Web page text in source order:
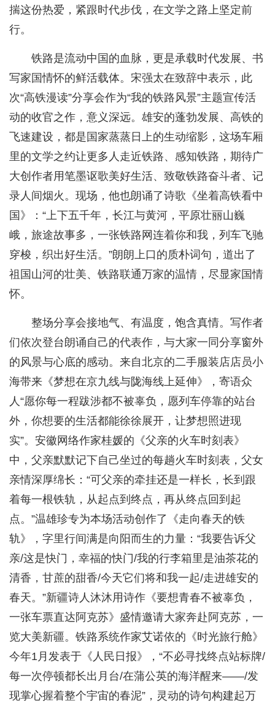
揣这份热爱，紧跟时代步伐，在文学之路上坚定前
行。
铁路是流动中国的血脉，更是承载时代发展、书
写家国情怀的鲜活载体。宋强太在致辞中表示，此
次“高铁漫读”分享会作为“我的铁路风景”主题宣传活
动的收官之作，意义深远。雄安的蓬勃发展、高铁的
飞速建设，都是国家蒸蒸日上的生动缩影，这场车厢
里的文学之约让更多人走近铁路、感知铁路，期待广
大创作者用笔墨讴歌美好生活、致敬铁路奋斗者、记
录人间烟火。现场，他也朗诵了诗歌《坐着高铁看中
国》：“上下五千年，长江与黄河，平原壮丽山巍
峨，旅途故事多，一张铁路网连着你和我，列车飞驰
穿梭，织出好生活。”朗朗上口的质朴词句，道出了
祖国山河的壮美、铁路联通万家的温情，尽显家国情
怀。
整场分享会接地气、有温度，饱含真情。写作者
们依次登台朗诵自己的代表作，与大家一同分享窗外
的风景与心底的感动。来自北京的二手服装店店员小
海带来《梦想在京九线与陇海线上延伸》，寄语众
人“愿你每一程跋涉都不被辜负，愿列车停靠的站台
外，你想要的生活都能徐徐展开，让梦想照进现
实”。安徽网络作家桂媛的《父亲的火车时刻表》
中，父亲默默记下自己坐过的每趟火车时刻表，父女
亲情深厚绵长：“可父亲的牵挂还是一样长，长到跟
着每一根铁轨，从起点到终点，再从终点回到起
点。”温雄珍专为本场活动创作了《走向春天的铁
轨》，字里行间满是向阳而生的力量：“我要告诉父
亲/这是快门，幸福的快门/我的行李箱里是油茶花的
清香，甘蔗的甜香/今天它们将和我一起/走进雄安的
春天。”新疆诗人沐沐用诗作《要想青春不被辜负，
一张车票直达阿克苏》盛情邀请大家奔赴阿克苏，一
览大美新疆。铁路系统作家艾诺依的《时光旅行舱》
今年1月发表于《人民日报》，“不必寻找终点站标牌/
每一次停顿都长出月台/在蒲公英的海洋醒来——/发
现掌心握着整个宇宙的春泥”，灵动的诗句构建起万